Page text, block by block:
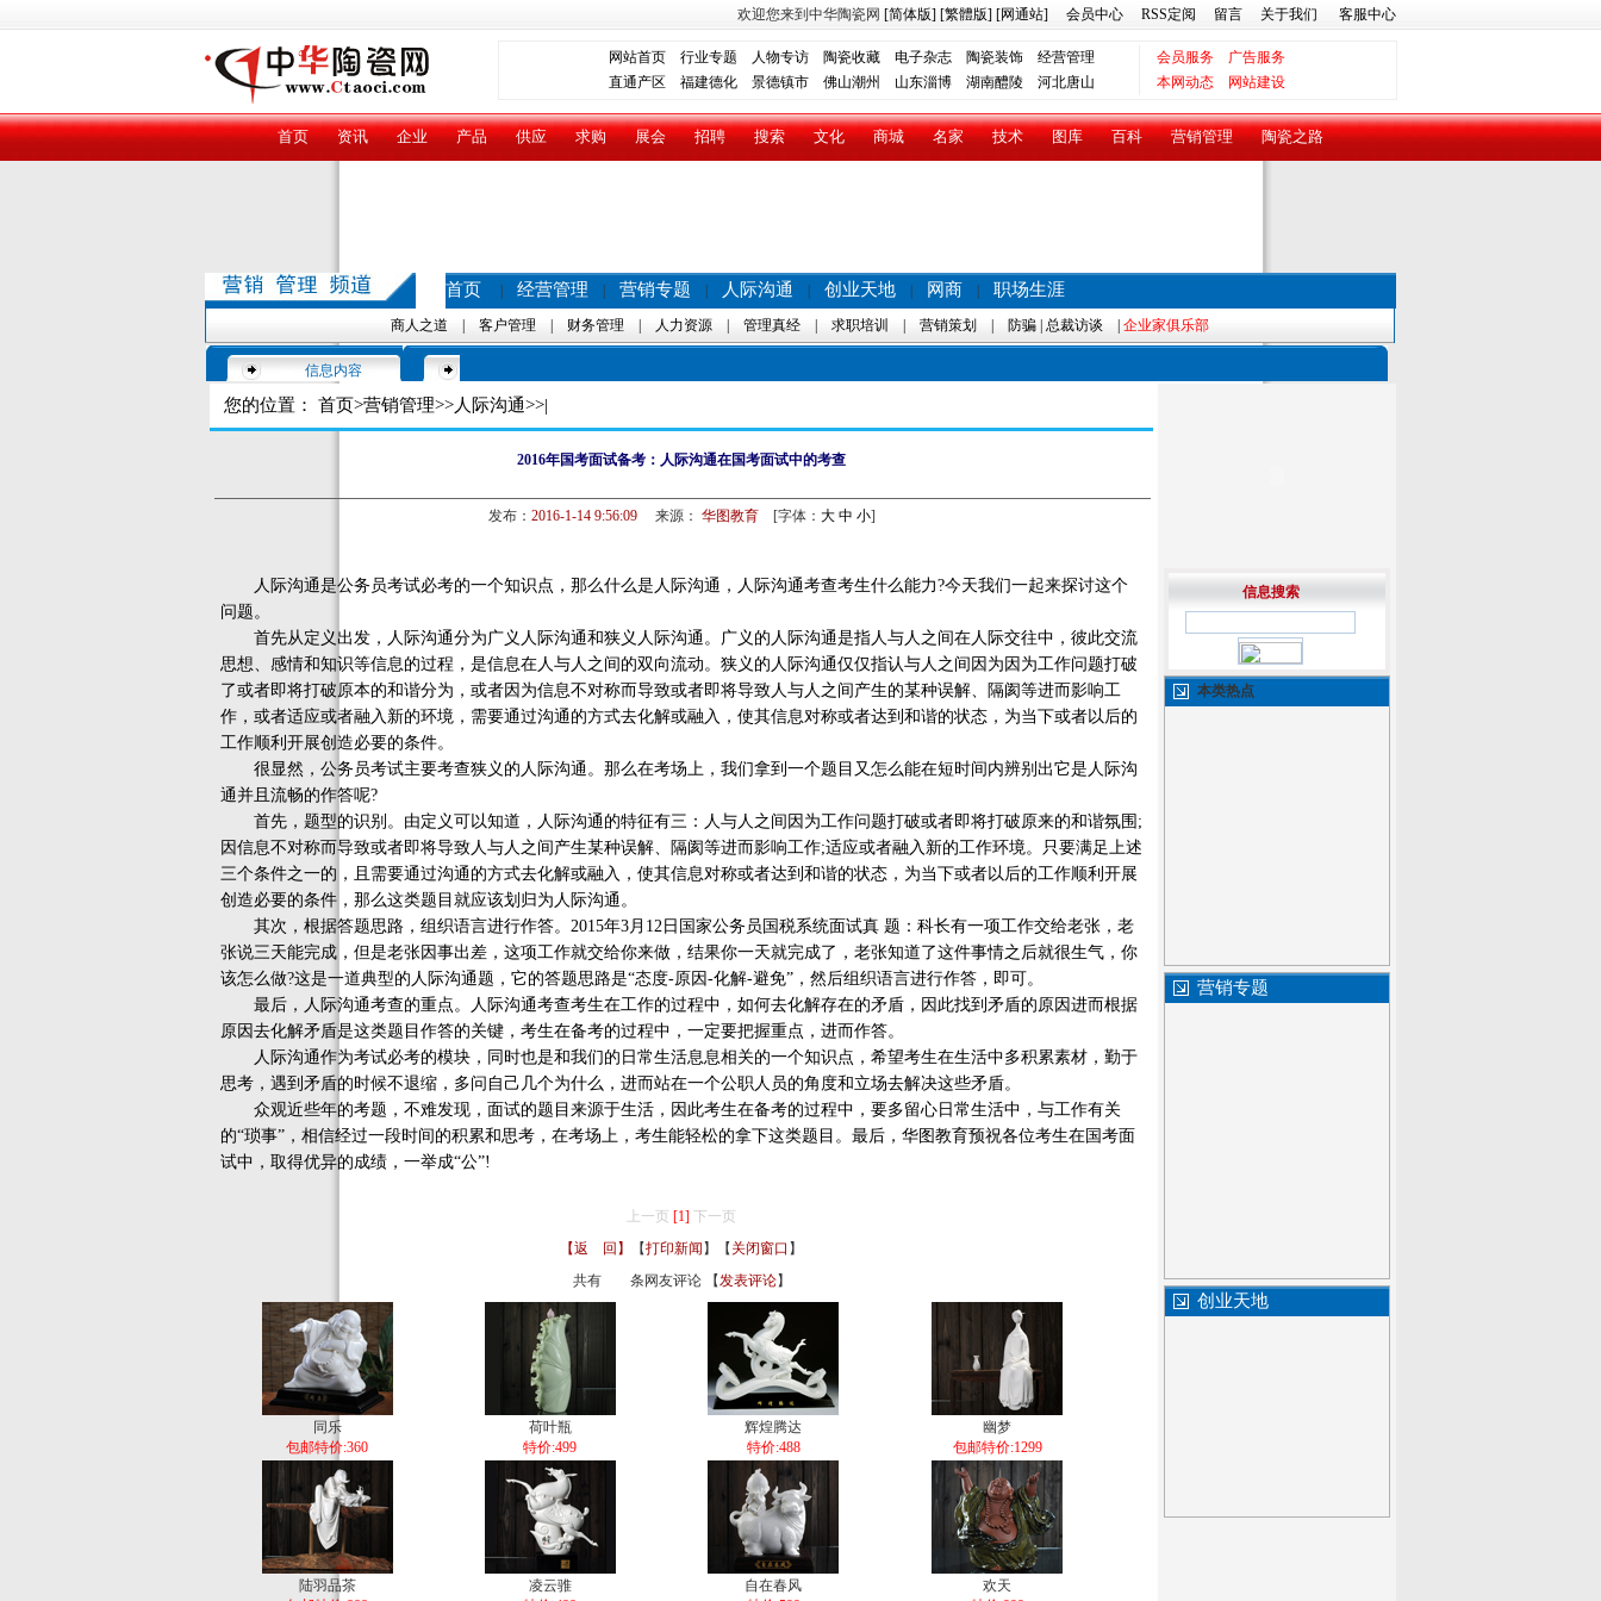
欢迎您来到中华陶瓷网 [简体版] [繁體版] [网通站] 会员中心 RSS定阅 留言 关于我们 客服中心
网站首页 行业专题 人物专访 陶瓷收藏 电子杂志 陶瓷装饰 经营管理 会员服务
广告服务
直通产区 福建德化 景德镇市 佛山潮州 山东淄博 湖南醴陵 河北唐山 本网动态 网站建设
首页 资讯 企业 产品 供应 求购 展会 招聘 搜索 文化 商城 名家 技术 图库 百科 营销管理 陶瓷之路
首页 经营管理 营销专题 人际沟通 创业天地 网商 职场生涯
商人之道 客户管理 财务管理 人力资源 管理真经 求职培训 营销策划 防骗 总裁访谈 企业家俱乐部
信息内容
您的位置： 首页>营销管理>>人际沟通>>|
2016年国考面试备考：人际沟通在国考面试中的考查
发布： 2016-1-14 9:56:09来源： 华图教育[字体： 大 中 小]
人际沟通是公务员考试必考的一个知识点，那么什么是人际沟通，人际沟通考查考生什么能力?今天我们一起来探讨这个
问题。
首先从定义出发，人际沟通分为广义人际沟通和狭义人际沟通。广义的人际沟通是指人与人之间在人际交往中，彼此交流
思想、感情和知识等信息的过程，是信息在人与人之间的双向流动。狭义的人际沟通仅仅指认与人之间因为因为工作问题打破
了或者即将打破原本的和谐分为，或者因为信息不对称而导致或者即将导致人与人之间产生的某种误解、隔阂等进而影响工
作，或者适应或者融入新的环境，需要通过沟通的方式去化解或融入，使其信息对称或者达到和谐的状态，为当下或者以后的
工作顺利开展创造必要的条件。
很显然，公务员考试主要考查狭义的人际沟通。那么在考场上，我们拿到一个题目又怎么能在短时间内辨别出它是人际沟
通并且流畅的作答呢?
首先，题型的识别。由定义可以知道，人际沟通的特征有三：人与人之间因为工作问题打破或者即将打破原来的和谐氛围;
因信息不对称而导致或者即将导致人与人之间产生某种误解、隔阂等进而影响工作;适应或者融入新的工作环境。只要满足上述
三个条件之一的，且需要通过沟通的方式去化解或融入，使其信息对称或者达到和谐的状态，为当下或者以后的工作顺利开展
创造必要的条件，那么这类题目就应该划归为人际沟通。
其次，根据答题思路，组织语言进行作答。2015年3月12日国家公务员国税系统面试真 题：科长有一项工作交给老张，老
张说三天能完成，但是老张因事出差，这项工作就交给你来做，结果你一天就完成了，老张知道了这件事情之后就很生气，你
该怎么做?这是一道典型的人际沟通题，它的答题思路是“态度-原因-化解-避免”，然后组织语言进行作答，即可。
最后，人际沟通考查的重点。人际沟通考查考生在工作的过程中，如何去化解存在的矛盾，因此找到矛盾的原因进而根据
原因去化解矛盾是这类题目作答的关键，考生在备考的过程中，一定要把握重点，进而作答。
人际沟通作为考试必考的模块，同时也是和我们的日常生活息息相关的一个知识点，希望考生在生活中多积累素材，勤于
思考，遇到矛盾的时候不退缩，多问自己几个为什么，进而站在一个公职人员的角度和立场去解决这些矛盾。
众观近些年的考题，不难发现，面试的题目来源于生活，因此考生在备考的过程中，要多留心日常生活中，与工作有关
的“琐事”，相信经过一段时间的积累和思考，在考场上，考生能轻松的拿下这类题目。最后，华图教育预祝各位考生在国考面
试中，取得优异的成绩，一举成“公”!
上一页 [1] 下一页
【返 回】
【打印新闻 】【 关闭窗口 】
共有
条网友评论 【发表评论】
同乐
包邮特价:360
荷叶瓶
特价:499
辉煌腾达
特价:488
幽梦
包邮特价:1299
陆羽品茶
凌云骓
自在春风
欢天
信息搜索
本类热点
营销专题
创业天地